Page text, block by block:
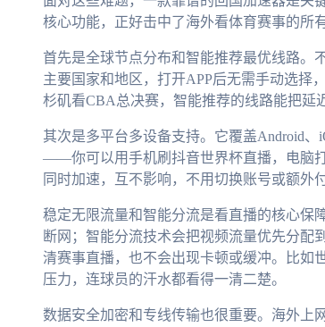
核心功能，正好击中了海外看体育赛事的所
首先是全球节点分布和智能推荐最优线路。
主要国家和地区，打开APP后无需手动选择
杉矶看CBA总决赛，智能推荐的线路能把延
其次是多平台多设备支持。它覆盖Android、
——你可以用手机刷抖音世界杯直播，电脑
同时加速，互不影响，不用切换账号或额外付
稳定无限流量和智能分流是看直播的核心保障
断网；智能分流技术会把视频流量优先分配
清赛事直播，也不会出现卡顿或缓冲。比如
压力，连球员的汗水都看得一清二楚。
数据安全加密和专线传输也很重要。海外上